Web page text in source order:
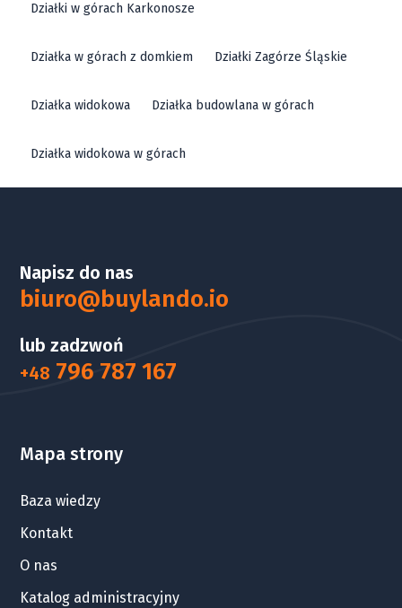
Działki w górach Karkonosze
Działka w górach z domkiem Działki Zagórze Śląskie
Działka widokowa Działka budowlana w górach
Działka widokowa w górach
Napisz do nas
biuro@buylando.io
lub zadzwoń
+48 796 787 167
Mapa strony
Baza wiedzy
Kontakt
O nas
Katalog administracyjny